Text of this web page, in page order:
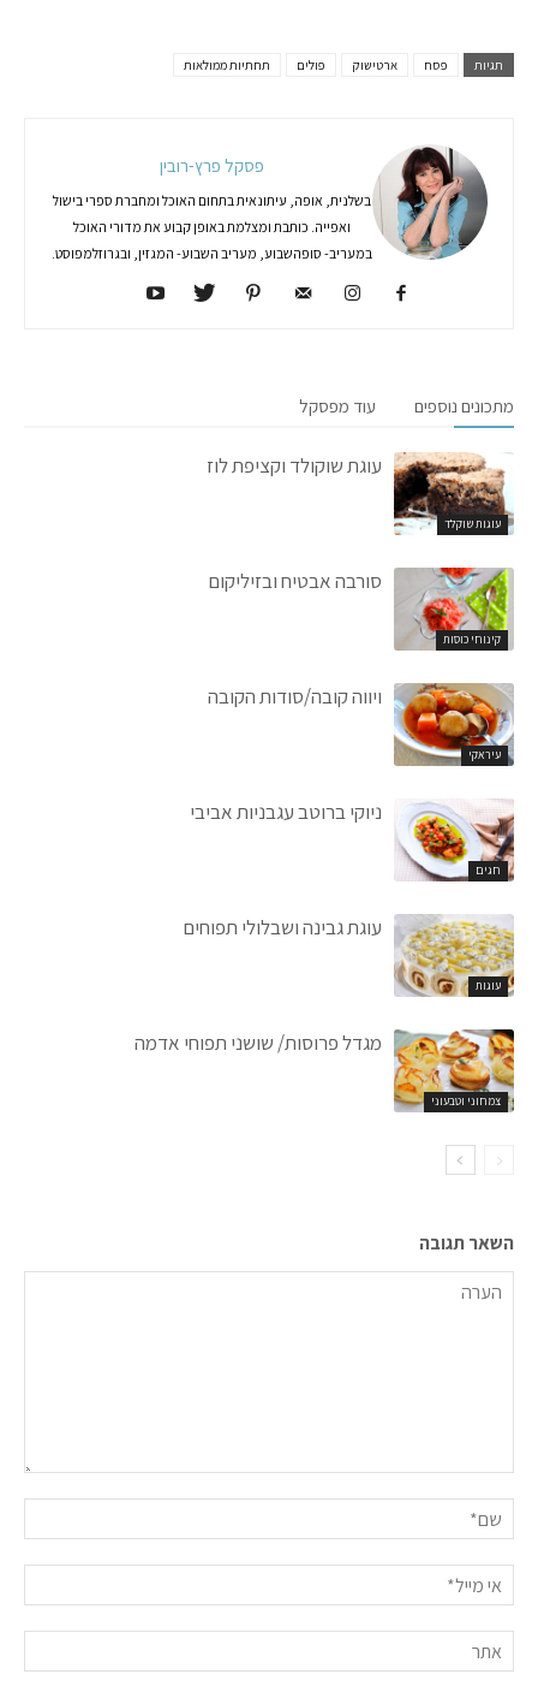
תגיות פסח ארטישוק פולים תחתיות ממולאות
פסקל פרץ-רובין
בשלנית, אופה, עיתונאית בתחום האוכל ומחברת ספרי בישול
ואפייה. כותבת ומצלמת באופן קבוע את מדורי האוכל
במעריב- סופהשבוע, מעריב השבוע- המגזין, ובגרוזלמפוסט.
מתכונים נוספים עוד מפסקל
עוגות שוקלד
עוגת שוקולד וקציפת לוז
קינוחי כוסות
סורבה אבטיח ובזיליקום
עיראקי
ויווה קובה/סודות הקובה
חגים
ניוקי ברוטב עגבניות אביבי
עוגות
עוגת גבינה ושבלולי תפוחים
צמחוני וטבעוני
מגדל פרוסות/ שושני תפוחי אדמה
השאר תגובה